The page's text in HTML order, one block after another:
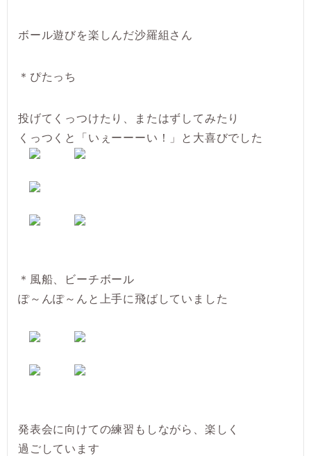
ボール遊びを楽しんだ沙羅組さん
＊ぴたっち
投げてくっつけたり、またはずしてみたり
くっつくと「いぇーーーい！」と大喜びでした
＊風船、ビーチボール
ぽ～んぽ～んと上手に飛ばしていました
発表会に向けての練習もしながら、楽しく
過ごしています